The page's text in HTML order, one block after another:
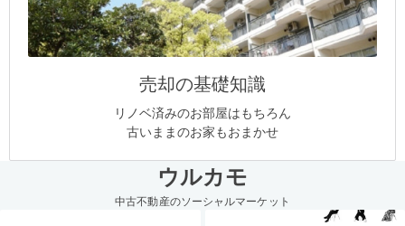
売却の基礎知識
リノベ済みのお部屋はもちろん
古いままのお家もおまかせ
ウルカモ
中古不動産のソーシャルマーケット